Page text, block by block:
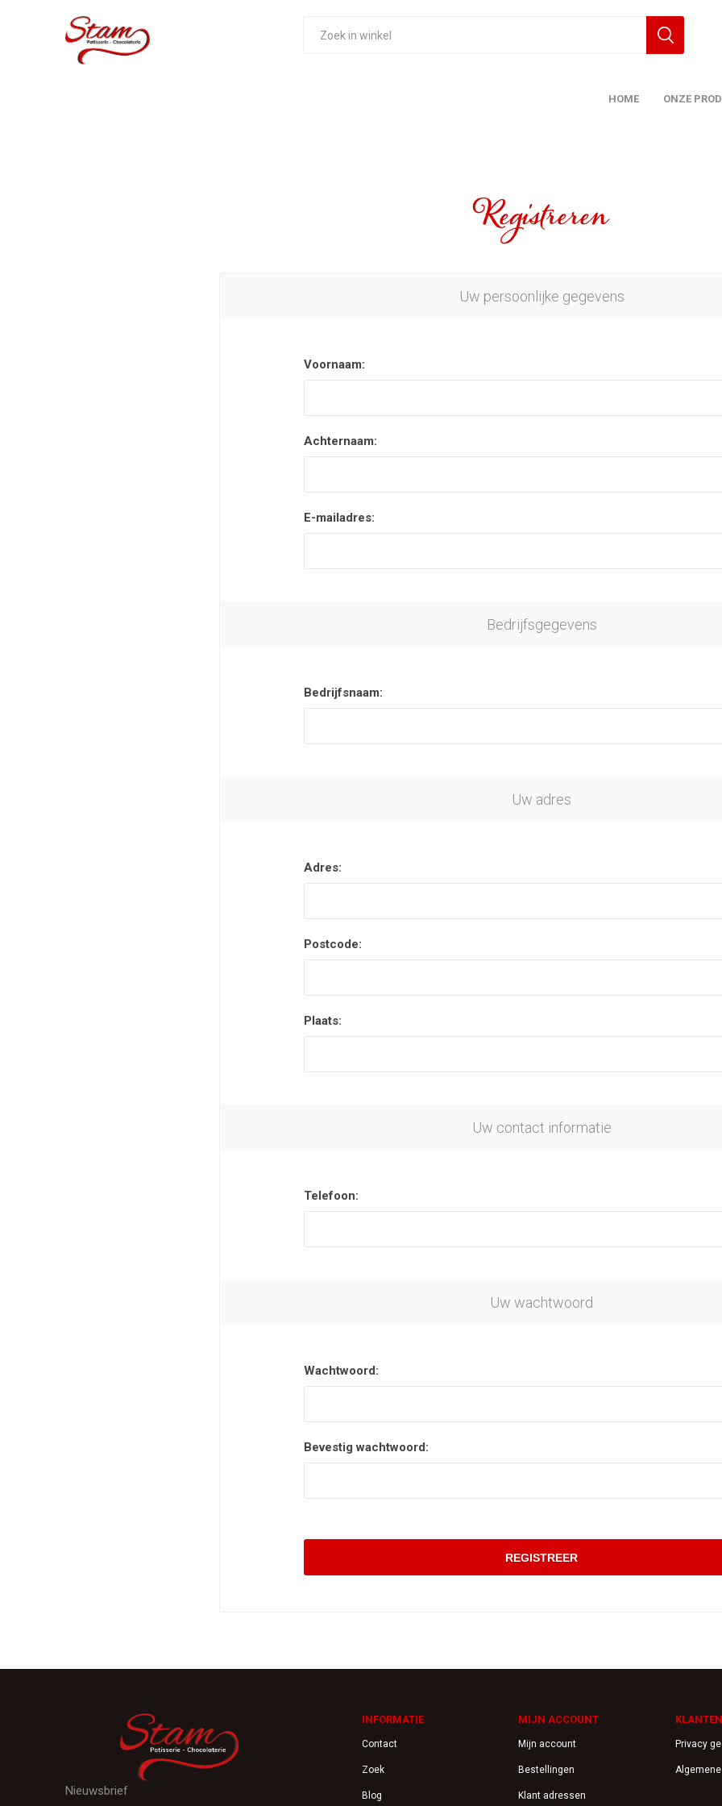
HOME ONZE
Registreren
Uw persoonlijke gegevens
Voornaam:
Achternaam:
E-mailadres:
Bedrijfsgegevens
Bedrijfsnaam:
Uw adres
Adres:
Postcode:
Plaats:
Uw contact informatie
Telefoon:
Uw wachtwoord
Wachtwoord:
Bevestig wachtwoord:
Nieuwsbrief
INFORMATIE
Contact
Zoek
Blog
MIJN ACCOUNT
Mijn account
Bestellingen
Klant adressen
Privacy